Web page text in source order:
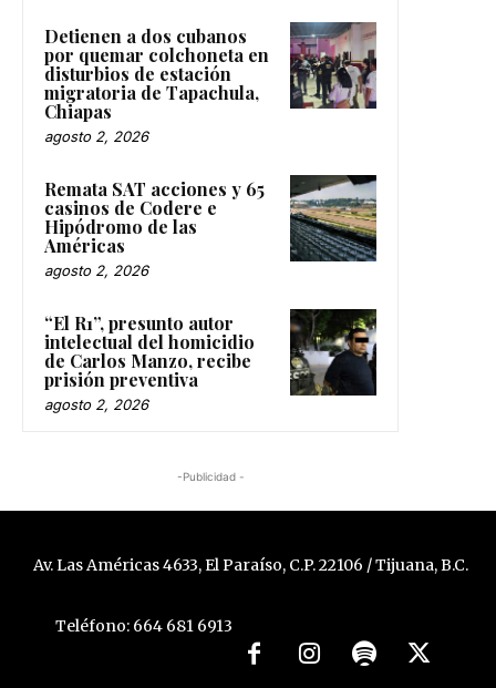
Detienen a dos cubanos
por quemar colchoneta en
disturbios de estación
migratoria de Tapachula,
Chiapas
agosto 2, 2026
Remata SAT acciones y 65
casinos de Codere e
Hipódromo de las
Américas
agosto 2, 2026
“El R1”, presunto autor
intelectual del homicidio
de Carlos Manzo, recibe
prisión preventiva
agosto 2, 2026
-Publicidad -
Av. Las Américas 4633, El Paraíso, C.P. 22106 / Tijuana, B.C.
Teléfono: 664 681 6913